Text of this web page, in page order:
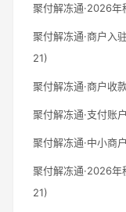
聚付解冻通·2026
聚付解冻通·商户入
21)
聚付解冻通·商户收
聚付解冻通·支付账
聚付解冻通·中小商
聚付解冻通·2026
21)